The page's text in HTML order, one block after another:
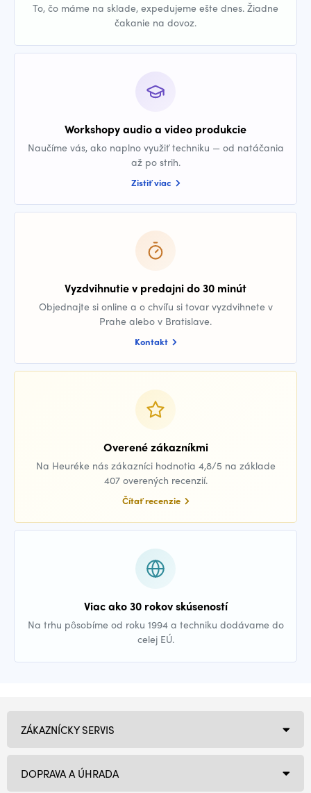
To, čo máme na sklade, expedujeme ešte dnes. Žiadne
čakanie na dovoz.
Workshopy audio a video produkcie
Naučíme vás, ako naplno využiť techniku — od natáčania
až po strih.
Zistiť viac
Vyzdvihnutie v predajni do 30 minút
Objednajte si online a o chvíľu si tovar vyzdvihnete v
Prahe alebo v Bratislave.
Kontakt
Overené zákazníkmi
Na Heuréke nás zákazníci hodnotia 4,8/5 na základe
407 overených recenzií.
Čítať recenzie
Viac ako 30 rokov skúseností
Na trhu pôsobíme od roku 1994 a techniku dodávame do
celej EÚ.
ZÁKAZNÍCKY SERVIS
DOPRAVA A ÚHRADA